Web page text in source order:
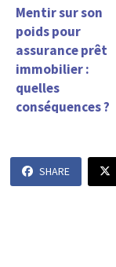
Mentir sur son
poids pour
assurance prêt
immobilier :
quelles
conséquences ?
SHARE